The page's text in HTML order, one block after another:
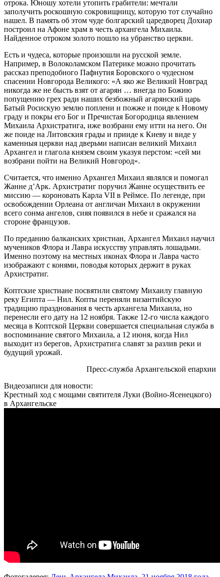
отрока. Юношу хотели утопить грабители: мечтали
заполучить роскошную сокровищницу, которую тот случайно
нашел. В память об этом чуде болгарский царедворец Дохиар
построил на Афоне храм в честь архангела Михаила.
Найденное отроком золото пошло на убранство церкви.
Есть и чудеса, которые произошли на русской земле.
Например, в Волоколамском Патерике можно прочитать
рассказ преподобного Пафнутия Боровского о чудесном
спасении Новгорода Великого: «А яко же Великий Новград
никогда же не бысть взят от агарян … внегда по Божию
попущению грех ради наших безбожный агарянский царь
Батый Росискую землю поплени и пожже и поиде к Новому
граду и покры его Бог и Пречистая Богородица явлением
Михаила Архистратига, иже возбрани ему итти на него. Он
же поиде на Литовския грады и прииде к Киеву и виде у
каменныя церкви над дверьми написан великий Михаил
Архангел и глагола князем своим указуя перстом: «сей ми
возбрани пойти на Великий Новгород».
Считается, что именно Архангел Михаил являлся и помогал
Жанне д’Арк. Архистратиг поручил Жанне осуществить ее
миссию — короновать Карла VII в Реймсе. По легенде, при
освобождении Орлеана от англичан Михаил в окружении
всего сонма ангелов, сияя появился в небе и сражался на
стороне французов.
По преданию балканских христиан, Архангел Михаил научил
мучеников Флора и Лавра искусству управлять лошадьми.
Именно поэтому на местных иконах Флора и Лавра часто
изображают с конями, поводья которых держит в руках
Архистратиг.
Коптские христиане посвятили святому Михаилу главную
реку Египта — Нил. Копты переняли византийскую
традицию празднования в честь архангела Михаила, но
перенесли его дату на 12 ноября. Также 12-го числа каждого
месяца в Коптской Церкви совершается специальная служба в
воспоминание святого Михаила, а 12 июня, когда Нил
выходит из берегов, Архистратига славят за разлив реки и
будущий урожай.
Пресс-служба Архангельской епархии
Видеозаписи для новости:
Крестный ход с мощами святителя Луки (Войно-Ясенецкого)
в Архангельске